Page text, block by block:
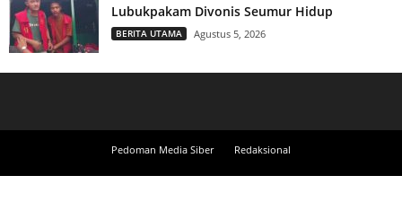
Lubukpakam Divonis Seumur Hidup
BERITA UTAMA Agustus 5, 2026
Pedoman Media Siber Redaksional